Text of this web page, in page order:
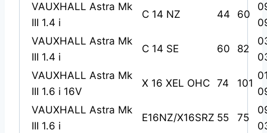
VAUXHALL Astra Mk
III 1.4 i
C 14 NZ 44 60
VAUXHALL Astra Mk
III 1.4 i
C 14 SE 60 82
VAUXHALL Astra Mk
III 1.6 i 16V
X 16 XEL OHC 74 101
VAUXHALL Astra Mk
III 1.6 i
E16NZ/X16SRZ 55 75